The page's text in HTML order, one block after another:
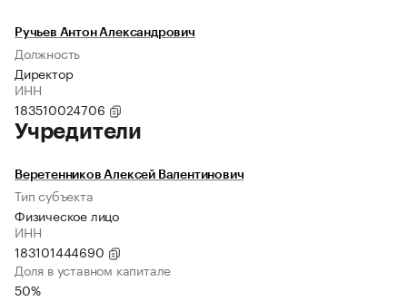
Ручьев Антон Александрович
Должность
Директор
ИНН
183510024706
Учредители
Веретенников Алексей Валентинович
Тип субъекта
Физическое лицо
ИНН
183101444690
Доля в уставном капитале
50%